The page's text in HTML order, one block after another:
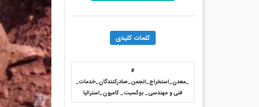
کلمات کلیدی
#
_معدن_استخراج_انجمن_صادرکنندگان_خدمات_
فنی و مهندسی_ بوکسیت_ کامرون_استرالیا